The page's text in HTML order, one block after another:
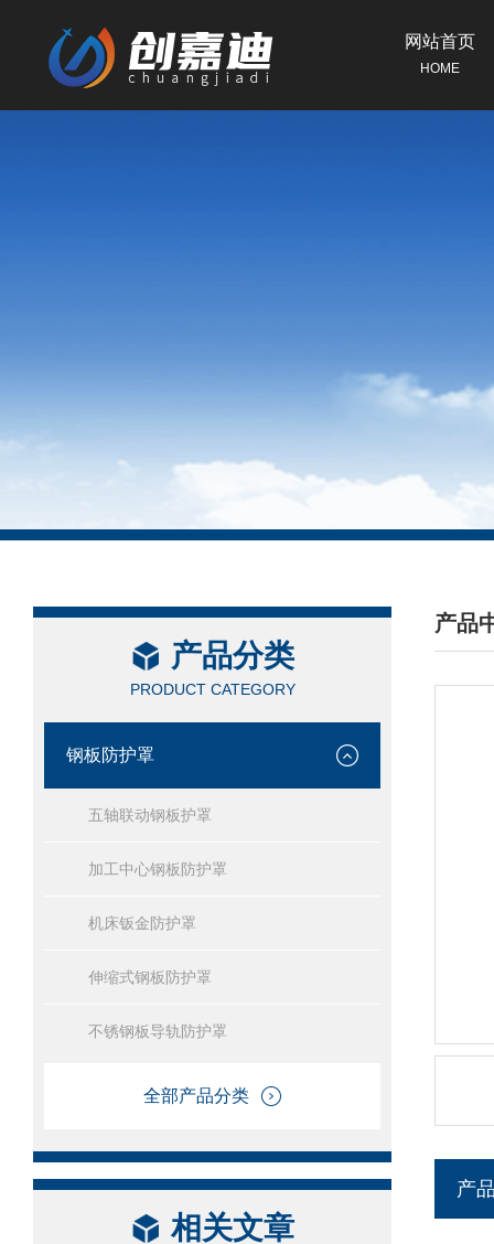
网站首页
HOME
产品分类
PRODUCT CATEGORY
钢板防护罩
五轴联动钢板护罩
加工中心钢板防护罩
机床钣金防护罩
伸缩式钢板防护罩
不锈钢板导轨防护罩
全部产品分类
相关文章
产品
/
产